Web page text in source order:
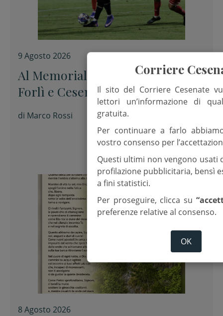
9 Agosto 2026
Al Memorial “Sirotti” 0-0 tra
Forlì e Cesena
di Marco Rossi
8 Agosto 2026
Corriere
Il sito del Corriere Cesenate
lettori un’informazione di
gratuita.
Per continuare a farlo
vostro consenso per
Questi ultimi non vengono usati
profilazione pubblicitaria, bensì
a fini statistici.
Per proseguire, clicca su
preferenze relative al consenso.
OK